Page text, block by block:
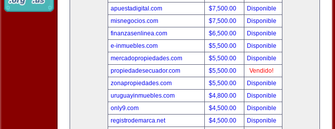
apuestadigital.com
$7,500.00
Disponible
misnegocios.com
$7,500.00
Disponible
finanzasenlinea.com
$6,500.00
Disponible
e-inmuebles.com
$5,500.00
Disponible
mercadopropiedades.com
$5,500.00
Disponible
propiedadesecuador.com
$5,500.00
Vendido!
zonapropiedades.com
$5,500.00
Disponible
uruguayinmuebles.com
$4,800.00
Disponible
only9.com
$4,500.00
Disponible
registrodemarca.net
$4,500.00
Disponible